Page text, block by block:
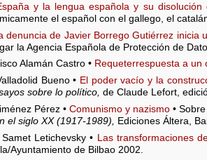
y la lengua española y su disolución
el español con el gallego, el
denuncia de Javier Borrego Gutiérrez inicia
la Agencia Española de Protección de
Alamán Castro • Requeterrespuesta a un
Bueno • El poder vacío y la
sobre lo político, de Claude Lefort,
Pérez •Comunismo y nazismo •
el siglo XX (1917-1989), Ediciones Áltera,
Letichevsky • Las transformaciones
Ayuntamiento de Bilbao 2002.